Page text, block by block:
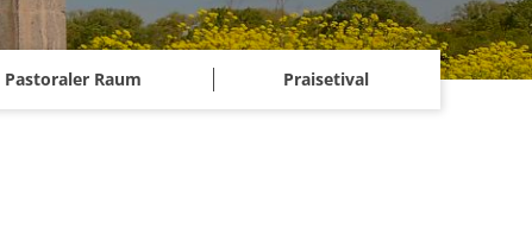
Pastoraler Raum Praisetival